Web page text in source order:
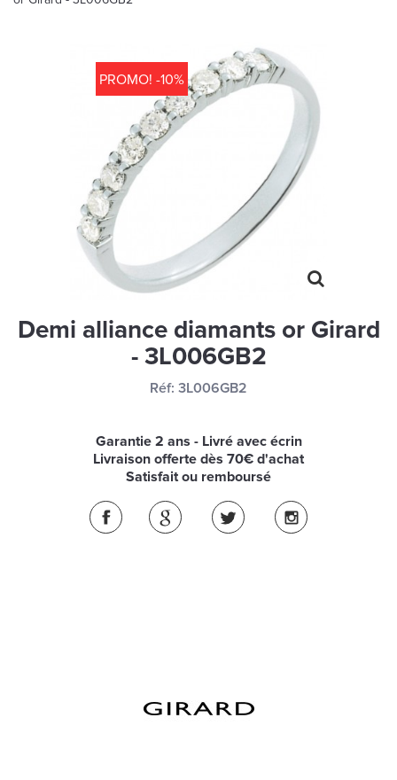
MONTRES
LES GEORGETTES
SWAROVSKI
BONNES AFFAIRES
CARTES CADEAUX
IDÉE CADEAUX
QUI SOMMES NOUS
PROMO! -10%
Demi alliance diamants or Girard
- 3L006GB2
Réf: 3L006GB2
Garantie 2 ans - Livré avec écrin
Livraison offerte dès 70€ d'achat
Satisfait ou remboursé